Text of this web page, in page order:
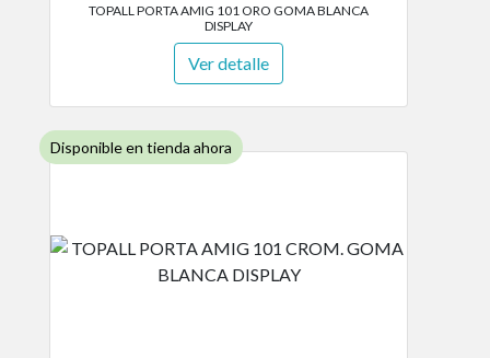
TOPALL PORTA AMIG 101 ORO GOMA BLANCA
DISPLAY
Ver detalle
Disponible en tienda ahora